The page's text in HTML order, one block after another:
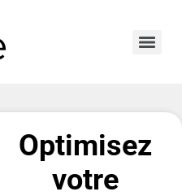
Optimisez
votre